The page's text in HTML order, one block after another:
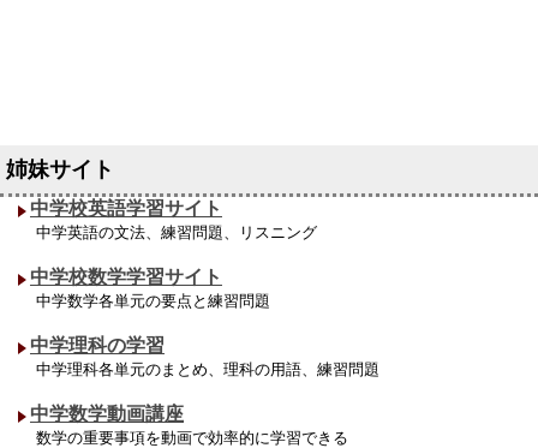
中学校英語学習サイト
中学英語の文法、練習問題、リスニング
中学校数学学習サイト
中学数学各単元の要点と練習問題
中学理科の学習
中学理科各単元のまとめ、理科の用語、練習問題
中学数学動画講座
数学の重要事項を動画で効率的に学習できる